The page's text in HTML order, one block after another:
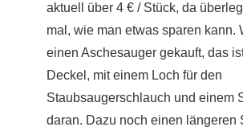
aktuell über 4 € / Stück, da
mal, wie man etwas sparen kann.
einen Aschesauger gekauft, das
Deckel, mit einem Loch für den
Staubsaugerschlauch und einem
daran. Dazu noch einen längeren